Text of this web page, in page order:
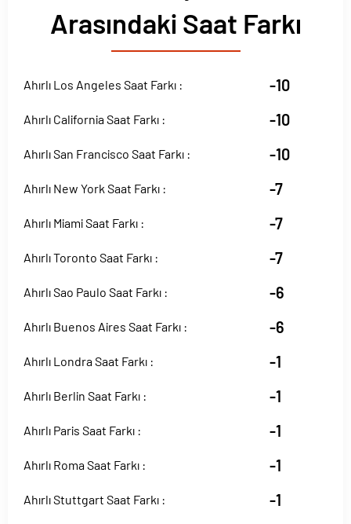
Arasındaki Saat Farkı
Ahırlı Los Angeles Saat Farkı : -10
Ahırlı California Saat Farkı : -10
Ahırlı San Francisco Saat Farkı : -10
Ahırlı New York Saat Farkı : -7
Ahırlı Miami Saat Farkı : -7
Ahırlı Toronto Saat Farkı : -7
Ahırlı Sao Paulo Saat Farkı : -6
Ahırlı Buenos Aires Saat Farkı : -6
Ahırlı Londra Saat Farkı : -1
Ahırlı Berlin Saat Farkı : -1
Ahırlı Paris Saat Farkı : -1
Ahırlı Roma Saat Farkı : -1
Ahırlı Stuttgart Saat Farkı : -1